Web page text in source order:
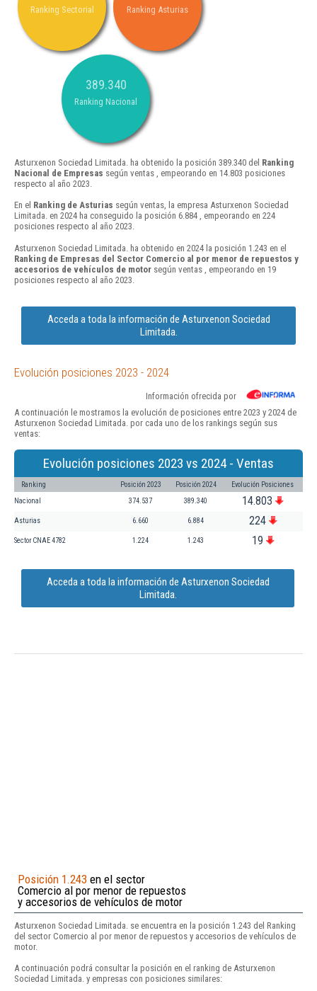
Ranking Sectorial Ranking Asturias
389.340
Ranking Nacional
Asturxenon Sociedad Limitada. ha obtenido la posición 389.340 del Ranking
Nacional de Empresas según ventas , empeorando en 14.803 posiciones
respecto al año 2023.
En el Ranking de Asturias según ventas, la empresa Asturxenon Sociedad
Limitada. en 2024 ha conseguido la posición 6.884 , empeorando en 224
posiciones respecto al año 2023.
Asturxenon Sociedad Limitada. ha obtenido en 2024 la posición 1.243 en el
Ranking de Empresas del Sector Comercio al por menor de repuestos y
accesorios de vehículos de motor según ventas , empeorando en 19
posiciones respecto al año 2023.
Acceda a toda la información de Asturxenon Sociedad
Limitada.
Evolución posiciones 2023 - 2024
Información ofrecida por
A continuación le mostramos la evolución de posiciones entre 2023 y 2024 de
Asturxenon Sociedad Limitada. por cada uno de los rankings según sus
ventas:
Evolución posiciones 2023 vs 2024 - Ventas
Ranking Posición 2023 Posición 2024 Evolución Posiciones
Nacional 374.537 389.340 14.803
Asturias 6.660 6.884 224
Sector CNAE 4782 1.224 1.243 19
Acceda a toda la información de Asturxenon Sociedad
Limitada.
Posición 1.243 en el sector
Comercio al por menor de repuestos
y accesorios de vehículos de motor
Asturxenon Sociedad Limitada. se encuentra en la posición 1.243 del Ranking
del sector Comercio al por menor de repuestos y accesorios de vehículos de
motor.
A continuación podrá consultar la posición en el ranking de Asturxenon
Sociedad Limitada. y empresas con posiciones similares: